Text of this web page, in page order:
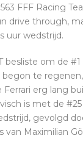
FFF Racing
drive through,
uur wedstrijd.
besliste om de
te
erg lang
is met de
gevolgd
van Maximilian